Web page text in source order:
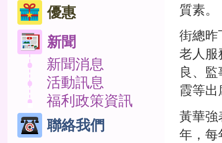
優惠
新聞
新聞消息
活動訊息
福利政策資訊
聯絡我們
質素。
街總昨
老人服
良、
霞等出
黃華強
年，每